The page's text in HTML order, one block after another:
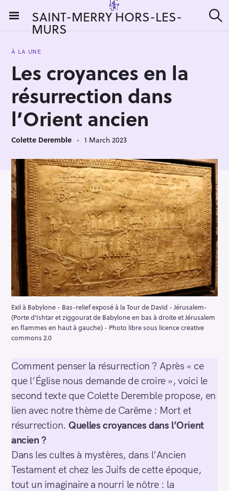
i
SAINT-MERRY HORS-LES-
MURS e
À LA UNE
Les croyances en la
résurrection dans
l’Orient ancien
Colette Deremble 1 March 2023
Exil à Babylone - Bas-relief exposé à la Tour de David - Jérusalem-
(Porte d'Ishtar et ziggourat de Babylone en bas à droite et Jérusalem
en flammes en haut à gauche) - Photo libre sous licence creative
commons 2.0
Comment penser la résurrection ? Après « ce
que l’Église nous demande de croire », voici le
second texte que Colette Deremble propose, en
lien avec notre thème de Carême : Mort et
résurrection.Quelles croyances dans l’Orient
ancien ?
Dans les cultes à mystères, dans l’Ancien
Testament et chez les Juifs de cette époque,
tout un imaginaire a nourri le nôtre : la